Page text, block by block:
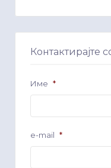
Контактирајте
Име *
e-mail *